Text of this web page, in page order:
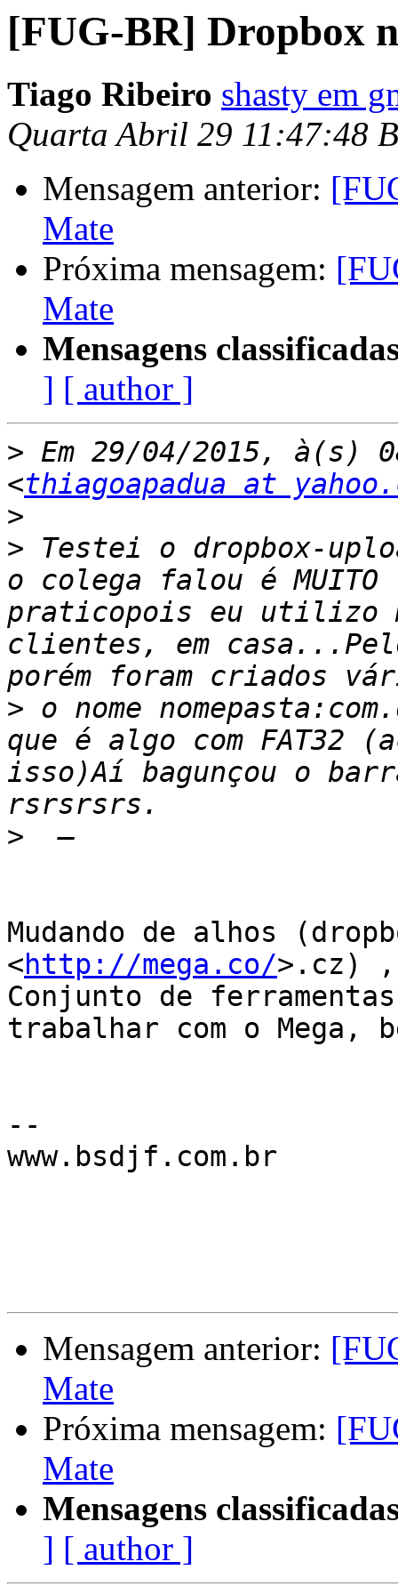
[FUG-BR] Dropbox
Tiago Ribeiro shasty em
Quarta Abril 29 11:47:48
Mensagem anterior:
Mate
Próxima mensagem:
Mate
Mensagens
] [ author ]
> Em 29/04/2015, à(s)
<thiagoapadua at
>
> Testei o dropbox-
o colega falou é
praticopois eu utilizo
clientes, em
> o nome
que é algo com FAT32
isso)Aí bagunçou o
>
Mudando de alhos
<http://mega.co/>.cz) ,
Conjunto de
trabalhar com o Mega,
--
www.bsdjf.com.br
Mensagem anterior:
Mate
Próxima mensagem:
Mate
Mensagens
] [ author ]